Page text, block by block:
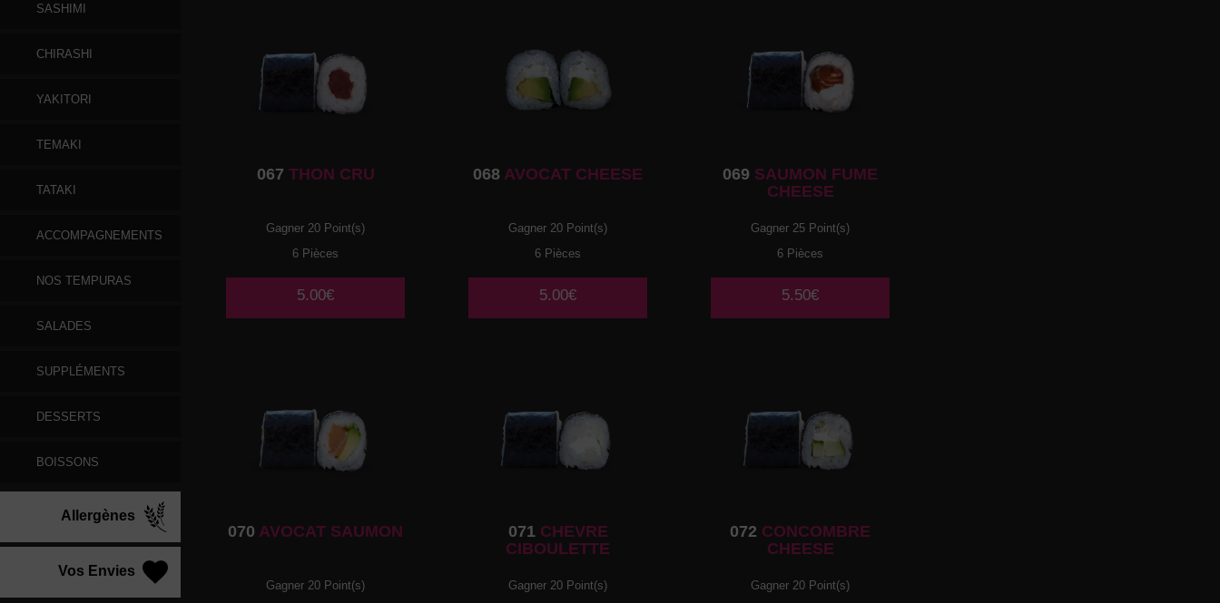
SASHIMI
CHIRASHI
YAKITORI
TEMAKI
TATAKI
ACCOMPAGNEMENTS
NOS TEMPURAS
SALADES
SUPPLÉMENTS
DESSERTS
BOISSONS
Allergènes
Vos Envies
067 THON CRU
Gagner 20 Point(s)
6 Pièces
5.00€
068 AVOCAT CHEESE
Gagner 20 Point(s)
6 Pièces
5.00€
069 SAUMON FUME
CHEESE
Gagner 25 Point(s)
6 Pièces
5.50€
070 AVOCAT SAUMON
Gagner 20 Point(s)
071CHEVRE
CIBOULETTE
Gagner 20 Point(s)
072 CONCOMBRE
CHEESE
Gagner 20 Point(s)